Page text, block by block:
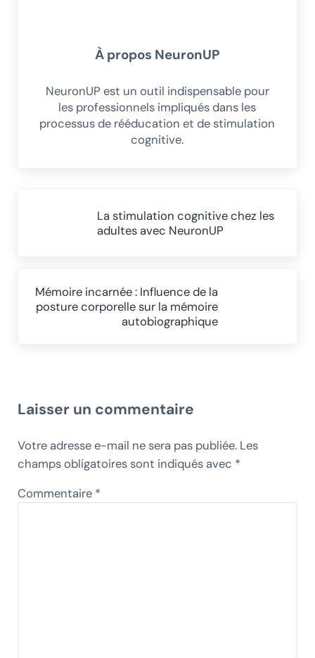
À propos NeuronUP
NeuronUP est un outil indispensable pour
les professionnels impliqués dans les
processus de rééducation et de stimulation
cognitive.
La stimulation cognitive chez les
adultes avec NeuronUP
Mémoire incarnée : Influence de la
posture corporelle sur la mémoire
autobiographique
Laisser un commentaire
Votre adresse e-mail ne sera pas publiée. Les
champs obligatoires sont indiqués avec *
Commentaire *